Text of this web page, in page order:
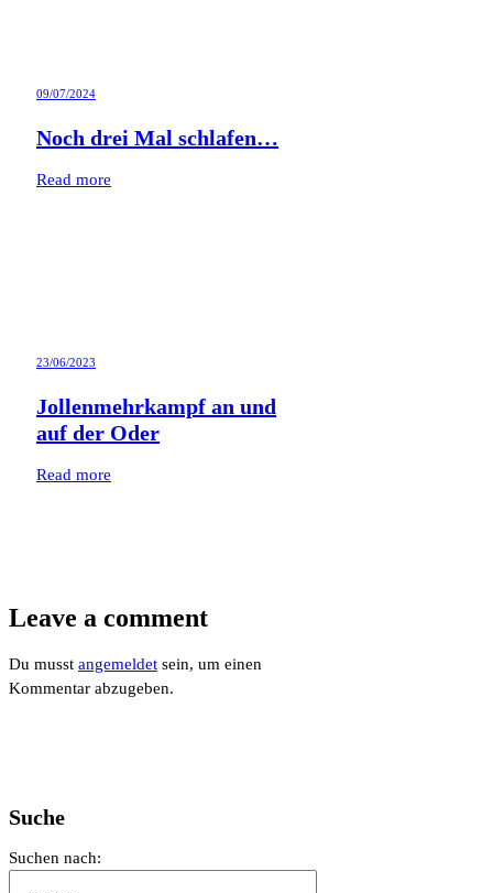
09/07/2024
Noch drei Mal schlafen…
Read more
23/06/2023
Jollenmehrkampf an und
auf der Oder
Read more
Leave a comment
Du musst angemeldet sein, um einen
Kommentar abzugeben.
Suche
Suchen nach: